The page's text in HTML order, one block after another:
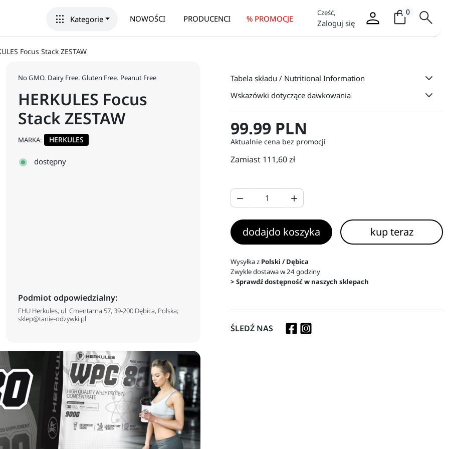
apps Kategorie NOWOŚCI PRODUCENCI % PROMOCJE
Cześć,
Zaloguj się
0Koszyk /
Focus Stack ZESTAW
No GMO. Dairy Free. Gluten Free. Peanut Free
HERKULES Focus
Stack ZESTAW
MARKA: HERKULES
dostępny
Podmiot odpowiedzialny:
FHU Herkules, ul. Cmentarna 57, 39-200 Dębica, Polska;
sklep@tanie-odzywki.pl
Tabela składu / Nutritional Information
Wskazówki dotyczące dawkowania
99.99 PLN
Aktualnie cena bez promocji
Zamiast 111,60 zł
 
dodajdo koszyka kup teraz
Wysyłka z Polski / Dębica
Zwykle dostawa w 24 godziny
> Sprawdź dostępność w naszych sklepach
ŚLEDŹ NAS